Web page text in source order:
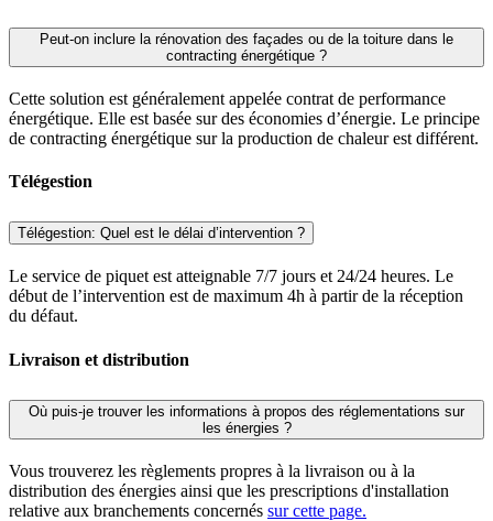
Peut-on inclure la rénovation des façades ou de la toiture dans le
contracting énergétique ?
Cette solution est généralement appelée contrat de performance
énergétique. Elle est basée sur des économies d’énergie. Le principe
de contracting énergétique sur la production de chaleur est différent.
Télégestion
Télégestion: Quel est le délai d’intervention ?
Le service de piquet est atteignable 7/7 jours et 24/24 heures. Le
début de l’intervention est de maximum 4h à partir de la réception
du défaut.
Livraison et distribution
Où puis-je trouver les informations à propos des réglementations sur
les énergies ?
Vous trouverez les règlements propres à la livraison ou à la
distribution des énergies ainsi que les prescriptions d'installation
relative aux branchements concernés sur cette page.